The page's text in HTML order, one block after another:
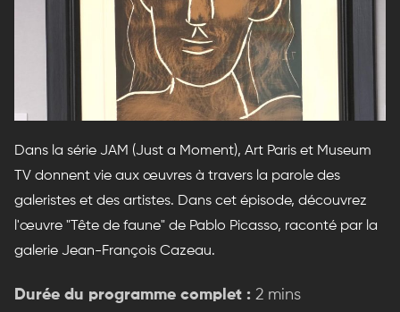
Dans la série JAM (Just a Moment), Art Paris et Museum
TV donnent vie aux œuvres à travers la parole des
galeristes et des artistes. Dans cet épisode, découvrez
l'œuvre "Tête de faune" de Pablo Picasso, raconté par la
galerie Jean-François Cazeau.
Durée du programme complet : 2 mins